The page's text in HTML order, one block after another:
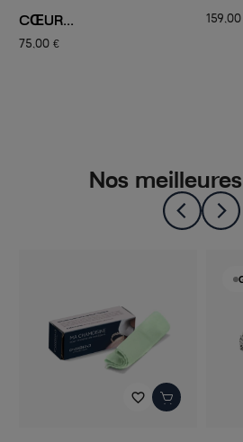
Nos
favorite_border